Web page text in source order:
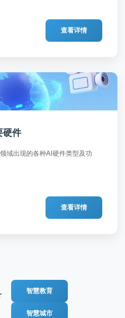
查看详情
硬件
域出现的各种AI硬件类型及功
查看详情
智慧教育
智慧城市